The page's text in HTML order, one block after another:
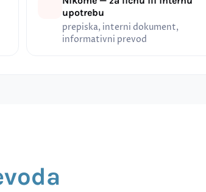
upotrebu
prepiska, interni dokument,
informativni prevod